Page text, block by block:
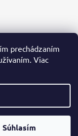
prechádzaním
Viac
Súhlasím
práva vyhradené.